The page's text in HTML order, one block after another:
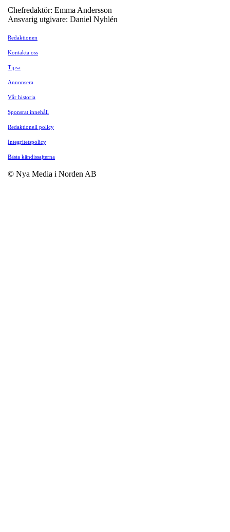
Chefredaktör: Emma Andersson
Ansvarig utgivare: Daniel Nyhlén
Redaktionen
Kontakta oss
Tipsa
Annonsera
Vår historia
Sponsrat innehåll
Redaktionell policy
Integritetspolicy
Bästa kändissajterna
© Nya Media i Norden AB